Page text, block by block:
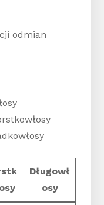
odmian
Długowł
osy